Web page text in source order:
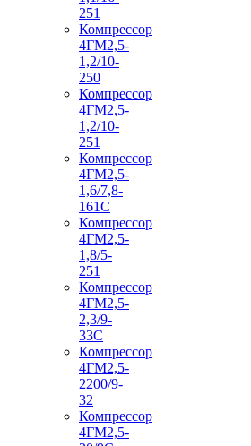
251
Компрессор
4ГМ2,5-
1,2/10-
250
Компрессор
4ГМ2,5-
1,2/10-
251
Компрессор
4ГМ2,5-
1,6/7,8-
161С
Компрессор
4ГМ2,5-
1,8/5-
251
Компрессор
4ГМ2,5-
2,3/9-
33С
Компрессор
4ГМ2,5-
2200/9-
32
Компрессор
4ГМ2,5-